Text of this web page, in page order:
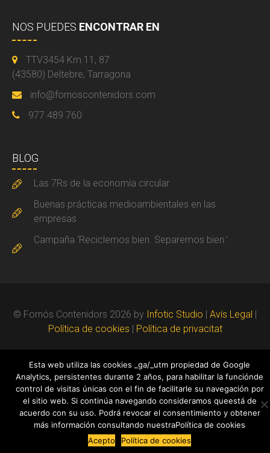
NOS PUEDES ENCONTRAR EN
TTV3454 Km 11, 87
(43580) Deltebre, Tarragona
info@fornoscontenidors.com
977 489 760
BLOG
Las 7Rs de la economía circular
Buenas prácticas medioambientales en las
empresas
Campaña ‘Reciclemos bien. Separemos bien.’
© Fornós Contenidors 2026 by Infotic Studio Avís Legal
Política de cookies
Política de privacitat
Esta web utiliza las cookies _ga/_utm propiedad de Google
Analytics, persistentes durante 2 años, para habilitar la funciónde
control de visitas únicas con el fin de facilitarle su navegación por
el sitio web. Si continúa navegando consideramos queestá de
acuerdo con su uso. Podrá revocar el consentimiento y obtener
más información consultando nuestraPolítica de cookies
Acepto
Política de cookies